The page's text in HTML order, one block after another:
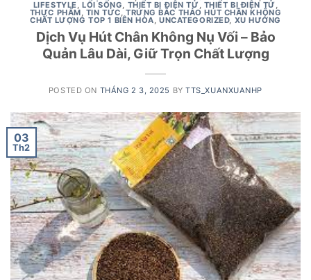
LIFESTYLE, LỐI SỐNG, THIẾT BỊ ĐIỆN TỬ , THIẾT BỊ ĐIỆN TỬ ,
THỰC PHẨM, TIN TỨC, TRỨNG BẮC THẢO HÚT CHÂN KHÔNG
CHẤT LƯỢNG TOP 1 BIÊN HÒA,UNCATEGORIZED, XU HƯỚNG
Dịch Vụ Hút Chân Không Nụ Vối – Bảo
Quản Lâu Dài, Giữ Trọn Chất Lượng
POSTED ON THÁNG 2 3, 2025 BYTTS_XUANXUANHP
03
Th2